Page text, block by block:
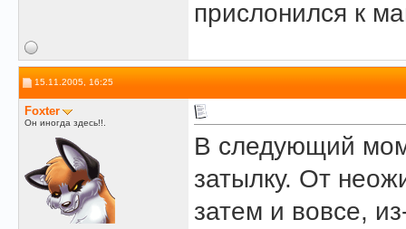
прислонился к
15.11.2005, 16:25
Foxter
Он иногда здесь!!.
В следующий
затылку. От
затем и вовсе,